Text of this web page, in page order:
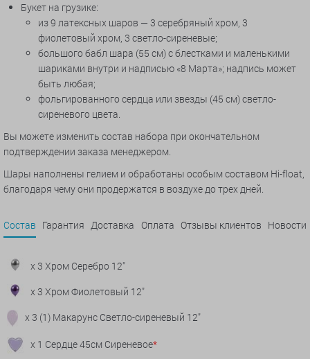
Букет на грузике:
из 9 латексных шаров — 3 серебряный хром, 3
фиолетовый хром, 3 светло-сиреневые;
большого бабл шара (55 см) с блестками и маленькими
шариками внутри и надписью «8 Марта»; надпись может
быть любая;
фольгированного сердца или звезды (45 см) светло-
сиреневого цвета.
Вы можете изменить состав набора при окончательном
подтверждении заказа менеджером.
Шары наполнены гелием и обработаны особым составом Hi-float,
благодаря чему они продержатся в воздухе до трех дней.
Состав Гарантия Доставка Оплата Отзывы клиентов Новости
x 3 Хром Серебро 12"
x 3 Хром Фиолетовый 12"
x 3 (1) Макарунс Светло-сиреневый 12"
x 1 Сердце 45см Сиреневое*